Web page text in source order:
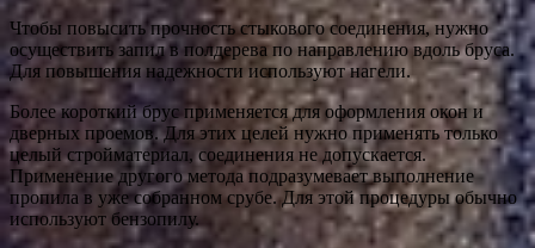
Чтобы повысить прочность стыкового соединения, нужно
осуществить запил в полдерева по направлению вдоль бруса.
Для повышения надежности используют нагели.
Более короткий брус применяется для оформления окон и
дверных проемов. Для этих целей нужно применять только
целый стройматериал, соединения не допускается.
Применение другого метода подразумевает выполнение
пропила в уже собранном срубе. Для этой процедуры обычно
используют бензопилу.